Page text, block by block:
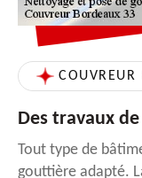
COUVREUR
Des travaux
Tout type de
gouttière adapté.